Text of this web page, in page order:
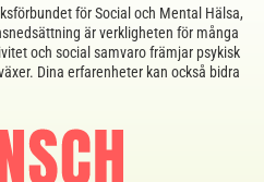
för Social och Mental Hälsa,
är verkligheten för många
och social samvaro främjar psykisk
Dina erfarenheter kan också bidra